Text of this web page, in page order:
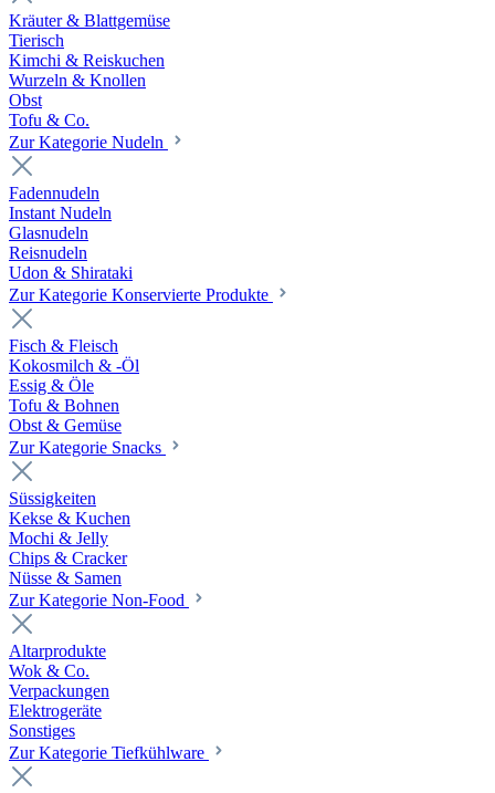
Kräuter & Blattgemüse
Tierisch
Kimchi & Reiskuchen
Wurzeln & Knollen
Obst
Tofu & Co.
Zur Kategorie Nudeln
Fadennudeln
Instant Nudeln
Glasnudeln
Reisnudeln
Udon & Shirataki
Zur Kategorie Konservierte Produkte
Fisch & Fleisch
Kokosmilch & -Öl
Essig & Öle
Tofu & Bohnen
Obst & Gemüse
Zur Kategorie Snacks
Süssigkeiten
Kekse & Kuchen
Mochi & Jelly
Chips & Cracker
Nüsse & Samen
Zur Kategorie Non-Food
Altarprodukte
Wok & Co.
Verpackungen
Elektrogeräte
Sonstiges
Zur Kategorie Tiefkühlware